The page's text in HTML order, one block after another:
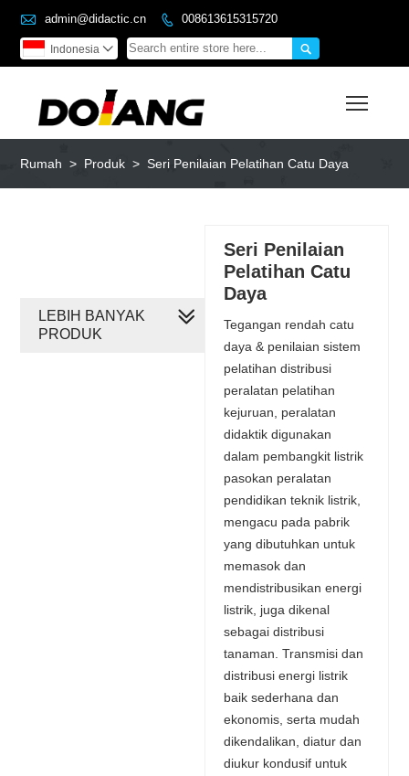
 admin@didactic.cn  008613615315720

Indonesia 
Rumah > Produk > Seri Penilaian Pelatihan Catu Daya
Seri Penilaian
Pelatihan Catu
Daya
Tegangan rendah catu
daya & penilaian sistem
pelatihan distribusi
peralatan pelatihan
kejuruan, peralatan
didaktik digunakan
dalam pembangkit listrik
pasokan peralatan
pendidikan teknik listrik,
mengacu pada pabrik
yang dibutuhkan untuk
memasok dan
mendistribusikan energi
listrik, juga dikenal
sebagai distribusi
tanaman. Transmisi dan
distribusi energi listrik
baik sederhana dan
ekonomis, serta mudah
dikendalikan, diatur dan
diukur kondusif untuk
LEBIH BANYAK
PRODUK